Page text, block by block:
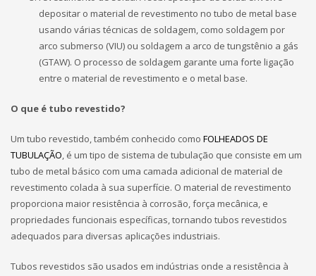
depositar o material de revestimento no tubo de metal base
usando várias técnicas de soldagem, como soldagem por
arco submerso (VIU) ou soldagem a arco de tungstênio a gás
(GTAW). O processo de soldagem garante uma forte ligação
entre o material de revestimento e o metal base.
O que é tubo revestido?
Um tubo revestido, também conhecido como FOLHEADOS DE
TUBULAÇÃO , é um tipo de sistema de tubulação que consiste em um
tubo de metal básico com uma camada adicional de material de
revestimento colada à sua superfície. O material de revestimento
proporciona maior resistência à corrosão, força mecânica, e
propriedades funcionais específicas, tornando tubos revestidos
adequados para diversas aplicações industriais.
Tubos revestidos são usados ​​em indústrias onde a resistência à